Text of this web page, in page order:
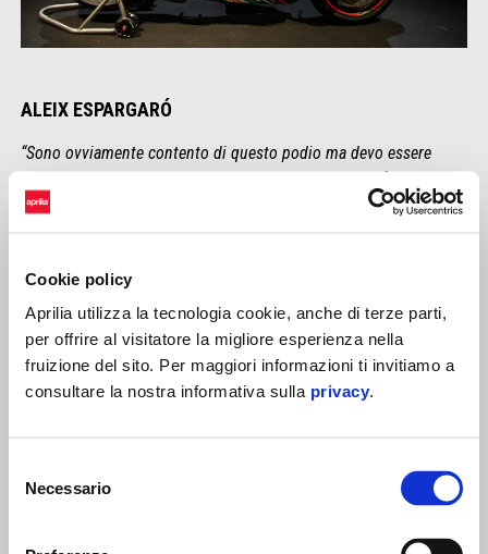
Cookie policy
Aprilia utilizza la tecnologia cookie, anche di terze parti,
per offrire al visitatore la migliore esperienza nella
fruizione del sito. Per maggiori informazioni ti invitiamo a
consultare la nostra informativa sulla privacy.
delNecessario
ALEIX ESPARGARÓ
“Sono ovviamente contento di questo podio ma devo essere
sincero, oggi mi sarebbe piaciuto vincere. Magari se fossi stato
un po’ più aggressivo in qualifica e nei primi giri sarei riuscito a
niente facile sorpassare. Ma non dobbiamo cercare scuse e
lavorare per continuare a migliorare. Comunque è stato bello
salire sul podio per la quarta volta consecutiva e poi farlo
proprio qui al Mugello, in Italia. Vediamo se nel prossimo
weekend riusciremo a trovare qualcosa in più e lottare per la